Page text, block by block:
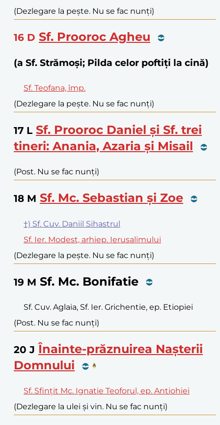
(Dezlegare la pește. Nu se fac nunți)
16 D Sf. Prooroc Agheu
(a Sf. Strămoși; Pilda celor poftiți la cină)
Sf. Teofana, împ.
(Dezlegare la pește. Nu se fac nunți)
17 L Sf. Prooroc Daniel și Sf. trei
tineri: Anania, Azaria și Misail
(Post. Nu se fac nunți)
18 M Sf. Mc. Sebastian și Zoe
†) Sf. Cuv. Daniil Sihastrul
Sf. Ier. Modest, arhiep. Ierusalimului
(Dezlegare la pește. Nu se fac nunți)
19 M Sf. Mc. Bonifatie
Sf. Cuv. Aglaia, Sf. Ier. Grichentie, ep. Etiopiei
(Post. Nu se fac nunți)
20 J Înainte-prăznuirea Nașterii
Domnului
Sf. Sfințit Mc. Ignatie Teoforul, ep. Antiohiei
(Dezlegare la ulei și vin. Nu se fac nunți)